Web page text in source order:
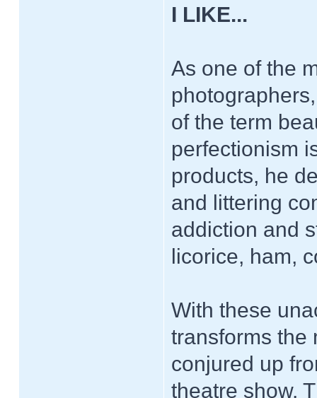
I LIKE...
As one of the
of the term
perfectionism
products, he
and littering
addiction and
licorice, ham,
With these
transforms the
conjured up
theatre show.